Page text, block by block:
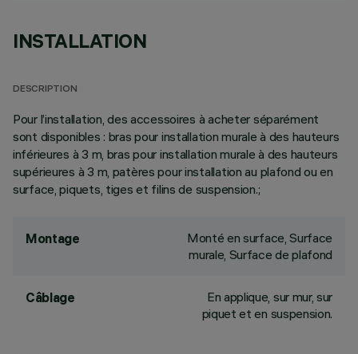
INSTALLATION
DESCRIPTION
Pour l’installation, des accessoires à acheter séparément
sont disponibles : bras pour installation murale à des hauteurs
inférieures à 3 m, bras pour installation murale à des hauteurs
supérieures à 3 m, patères pour installation au plafond ou en
surface, piquets, tiges et filins de suspension.;
Montage
Monté en surface, Surface
murale, Surface de plafond
Câblage
En applique, sur mur, sur
piquet et en suspension.